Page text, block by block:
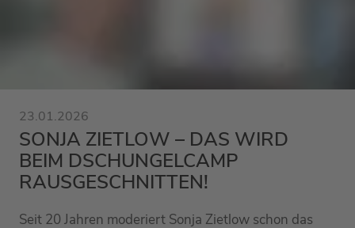
23.01.2026
SONJA ZIETLOW – DAS WIRD
BEIM DSCHUNGELCAMP
RAUSGESCHNITTEN!
Seit 20 Jahren moderiert Sonja Zietlow schon das